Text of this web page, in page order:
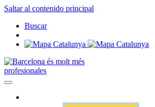
Saltar al contenido principal
Buscar
profesionales